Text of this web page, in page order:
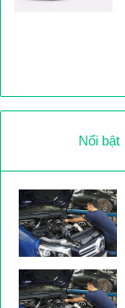
Nổi bật